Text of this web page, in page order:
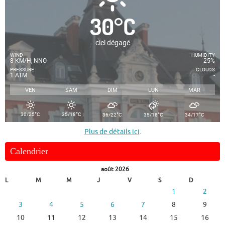
30°C
ciel dégagé
WIND
8 KM/H, NNO
PRESSURE
1 ATM
HUMIDITY
25%
CLOUDS
-
VEN SAM DIM LUN MAR
30/25°C 35/18°C 36/22°C 35/18°C 34/17°C
Plus de détails ici.
Calendrier
août 2026
L
M M J V S D
1
2
3
4 5 6 7 8
9
10
11 12 13 14 15
16